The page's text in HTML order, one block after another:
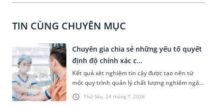
TIN CÙNG CHUYÊN MỤC
Thứ Sáu, 24 tháng 7, 2026
Chuyên gia chia sẻ những yếu tố quyết
định độ chính xác c...
Kết quả xét nghiệm tin cậy được tạo nên từ
một quy trình quản lý chất lượng nghiêm ngặt,
xuyên suốt từ trước, trong và sau xét nghiệm.
Theo PGS.TS Nguyễn Thái Sơn - Giám đốc Hệ